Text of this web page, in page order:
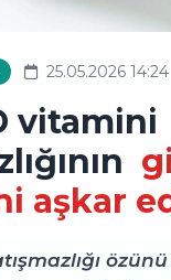
25.05.2026 14:24
vitamini
aşkar